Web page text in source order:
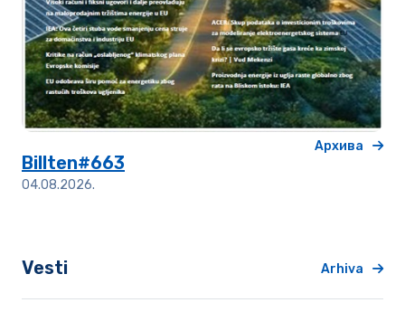
Billten#663
04.08.2026.
Архива
Vesti Arhiva